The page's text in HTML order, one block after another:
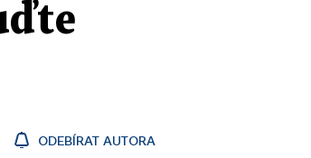
ODEBÍRAT AUTORA